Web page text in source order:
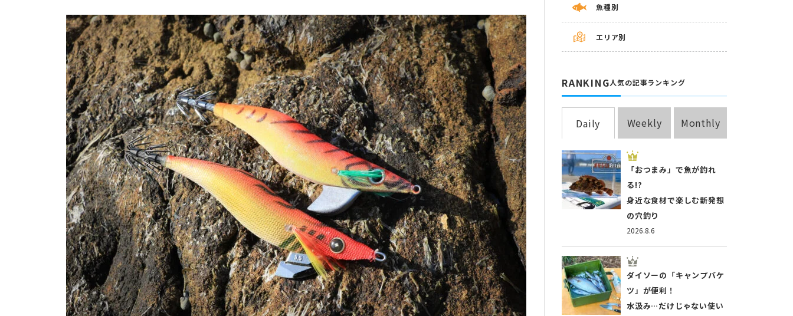
魚種別
エリア別
RANKING人気の記事ランキング
Daily Weekly Monthly
2026.8.6
「おつまみ」で魚が釣れ
る!?
身近な食材で楽しむ新発想
の穴釣り
ダイソーの「キャンプバケ
ツ」が便利！
水汲み…だけじゃない使い